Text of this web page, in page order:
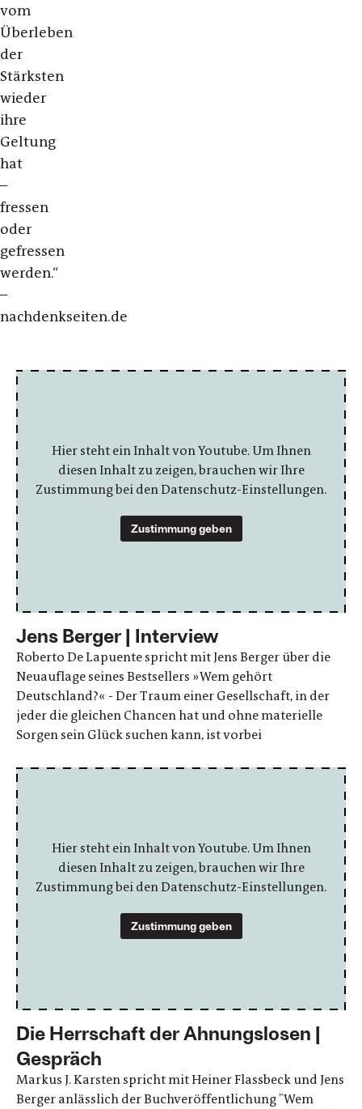
vom
Überleben
der
Stärksten
wieder
ihre
Geltung
hat
–
fressen
oder
gefressen
werden.“
–
nachdenkseiten.de
Hier steht ein Inhalt von Youtube. Um Ihnen
diesen Inhalt zu zeigen, brauchen wir Ihre
Zustimmung bei den Datenschutz-Einstellungen.
Zustimmung geben
Jens Berger | Interview
Roberto De Lapuente spricht mit Jens Berger über die
Neuauflage seines Bestsellers »Wem gehört
Deutschland?« - Der Traum einer Gesellschaft, in der
jeder die gleichen Chancen hat und ohne materielle
Sorgen sein Glück suchen kann, ist vorbei
Hier steht ein Inhalt von Youtube. Um Ihnen
diesen Inhalt zu zeigen, brauchen wir Ihre
Zustimmung bei den Datenschutz-Einstellungen.
Zustimmung geben
Die Herrschaft der Ahnungslosen |
Gespräch
Markus J. Karsten spricht mit Heiner Flassbeck und Jens
Berger anlässlich der Buchveröffentlichung "Wem